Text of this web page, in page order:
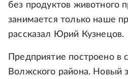
без продуктов животного
занимается только наше
рассказал Юрий Кузнецов.
Предприятие построено в
Волжского района. Новый